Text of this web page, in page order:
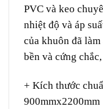
PVC và keo
nhiệt độ và áp
của khuôn đã
bền và cứng
+ Kích thước
900mmx2200mm